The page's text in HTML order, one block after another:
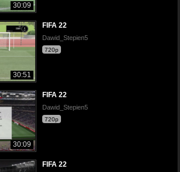
30:09
30:51
FIFA 22
Dawid_Stepien5
720p
30:09
FIFA 22
Dawid_Stepien5
720p
FIFA 22